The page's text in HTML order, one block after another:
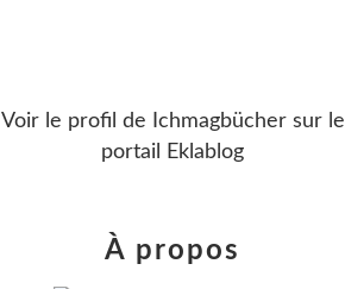
Voir le profil de Ichmagbüchersur le
portail Eklablog
À propos